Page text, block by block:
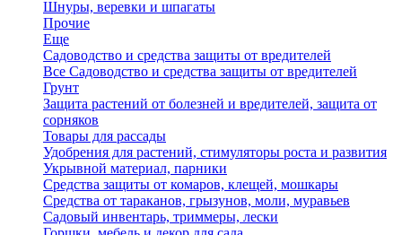
Шнуры, веревки и шпагаты
Прочие
Еще
Садоводство и средства защиты от вредителей
Все Садоводство и средства защиты от вредителей
Грунт
Защита растений от болезней и вредителей, защита от
сорняков
Товары для рассады
Удобрения для растений, стимуляторы роста и развития
Укрывной материал, парники
Средства защиты от комаров, клещей, мошкары
Средства от тараканов, грызунов, моли, муравьев
Садовый инвентарь, триммеры, лески